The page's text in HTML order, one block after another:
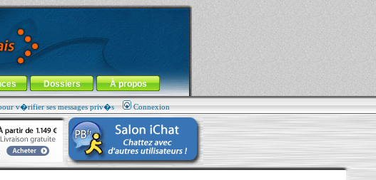
Dossiers À propos
v�rifier ses messages priv�s Connexion